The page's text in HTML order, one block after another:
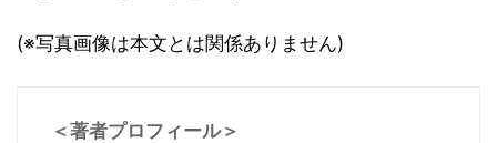
(※写真画像は本文とは関係ありません)
＜著者プロフィール＞